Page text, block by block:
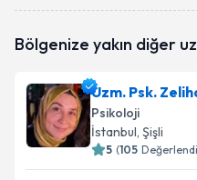
Bölgenize yakın diğer
Uzm. Psk.
Psikoloji
İstanbul, Şişli
5 (105